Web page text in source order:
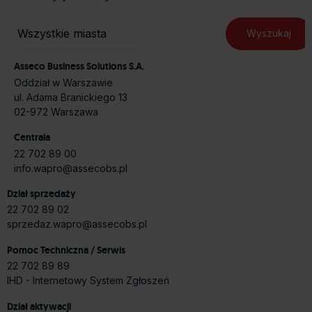
Asseco Business Solutions S.A.
Oddział w Warszawie
ul. Adama Branickiego 13
02-972 Warszawa
Centrala
22 702 89 00
info.wapro@assecobs.pl
Dział sprzedaży
22 702 89 02
sprzedaz.wapro@assecobs.pl
Pomoc Techniczna / Serwis
22 702 89 89
IHD - Internetowy System Zgłoszeń
Dział aktywacji